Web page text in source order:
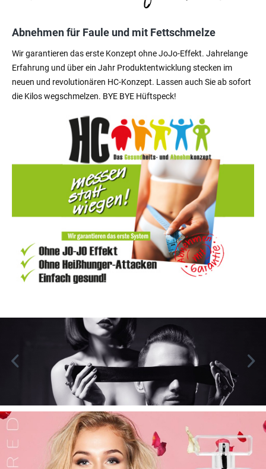
Abnehmen für Faule und mit Fettschmelze
Wir garantieren das erste Konzept ohne JoJo-Effekt. Jahrelange
Erfahrung und über ein Jahr Produktentwicklung stecken im
neuen und revolutionären HC-Konzept. Lassen auch Sie ab sofort
die Kilos wegschmelzen. BYE BYE Hüftspeck!